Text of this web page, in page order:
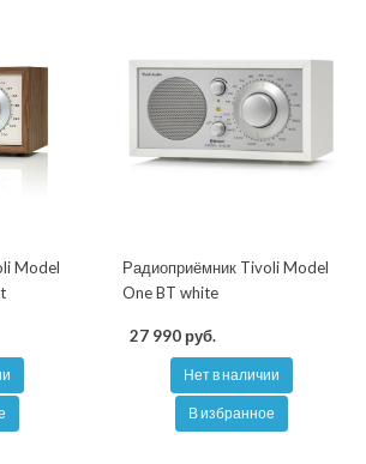
Model
Радиоприёмник Tivoli Model
One BT white
27 990 руб.
Нет в наличии
В избранное